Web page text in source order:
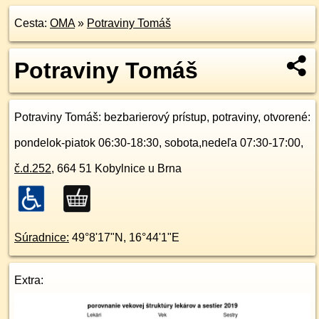
Cesta: OMA» Potraviny Tomáš
Potraviny Tomáš
Potraviny Tomáš: bezbarierový prístup, potraviny, otvorené:
pondelok-piatok 06:30-18:30, sobota,nedeľa 07:30-17:00,
č.d.252, 664 51 Kobylnice u Brna
Súradnice: 49°8'17"N , 16°44'1"E
Extra: